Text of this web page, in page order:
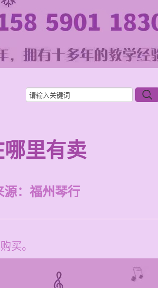
里有卖
： 福州琴行
买。